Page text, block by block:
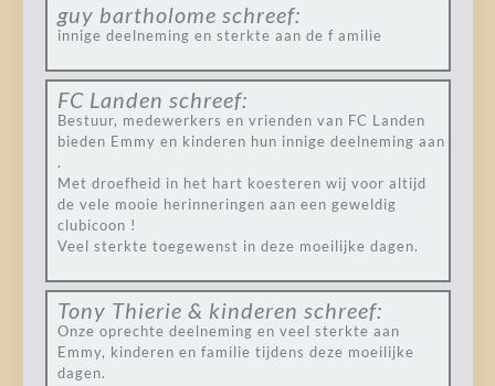
guy bartholome schreef:
innige deelneming en sterkte aan de f amilie
FC Landen schreef:
Bestuur, medewerkers en vrienden van FC Landen
bieden Emmy en kinderen hun innige deelneming aan
.
Met droefheid in het hart koesteren wij voor altijd
de vele mooie herinneringen aan een geweldig
clubicoon !
Veel sterkte toegewenst in deze moeilijke dagen.
Tony Thierie & kinderen schreef:
Onze oprechte deelneming en veel sterkte aan
Emmy, kinderen en familie tijdens deze moeilijke
dagen.